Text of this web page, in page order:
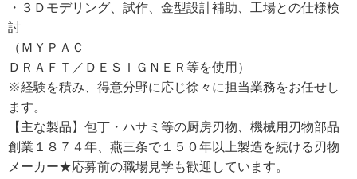
・３Ｄモデリング、試作、金型設計補助、工場との仕様検
討
（ＭＹＰＡＣ
ＤＲＡＦＴ／ＤＥＳＩＧＮＥＲ等を使用）
※経験を積み、得意分野に応じ徐々に担当業務をお任せし
ます。
【主な製品】包丁・ハサミ等の厨房刃物、機械用刃物部品
創業１８７４年、燕三条で１５０年以上製造を続ける刃物
メーカー★応募前の職場見学も歓迎しています。